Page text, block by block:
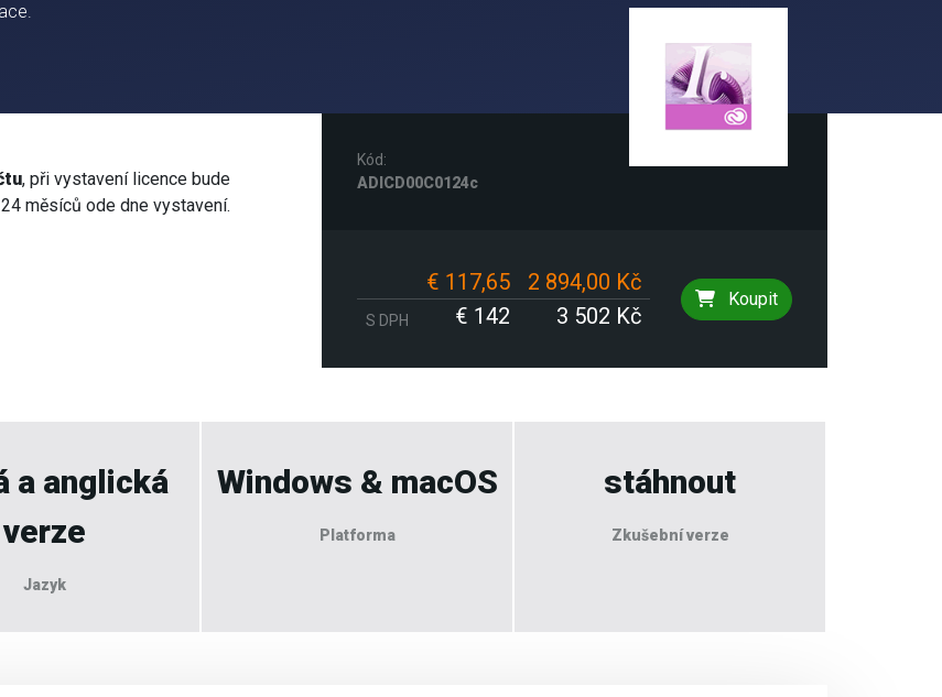
, při vystavení licence bude
měsíců ode dne vystavení.
Kód:
ADICD00C0124c
€ 117,65 2 894,00 Kč
S DPH € 142 3 502 Kč
Koupit
a anglická
verze
Jazyk
Windows & macOS
Platforma
stáhnout
Zkušební verze